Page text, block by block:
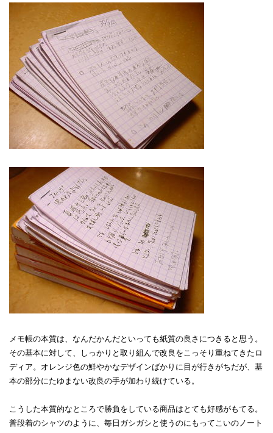
メモ帳の本質は、なんだかんだといっても紙質の良さにつきると思う。
その基本に対して、しっかりと取り組んで改良をこっそり重ねてきたロ
ディア。オレンジ色の鮮やかなデザインばかりに目が行きがちだが、基
本の部分にたゆまない改良の手が加わり続けている。
こうした本質的なところで勝負をしている商品はとても好感がもてる。
普段着のシャツのように、毎日ガシガシと使うのにもってこいのノート